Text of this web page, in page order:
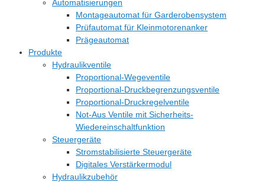
Automatisierungen
Montageautomat für Garderobensystem
Prüfautomat für Kleinmotorenanker
Prägeautomat
Produkte
Hydraulikventile
Proportional-Wegeventile
Proportional-Druckbegrenzungsventile
Proportional-Druckregelventile
Not-Aus Ventile mit Sicherheits-
Wiedereinschaltfunktion
Steuergeräte
Stromstabilisierte Steuergeräte
Digitales Verstärkermodul
Hydraulikzubehör